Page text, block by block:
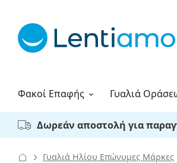
Φακοί Επαφής
Υγρά φακών Γυαλιά
Πώς να παραγγείλετε
Δωρεάν αποστολή για
Γυαλιά Ηλίου Επώνυμες Μάρκες